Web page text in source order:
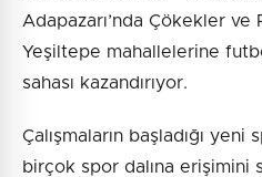
Adapazarı’nda Çökekler
Yeşiltepe mahallelerine
sahası kazandırıyor.
Çalışmaların başladığı
birçok spor dalına erişimini